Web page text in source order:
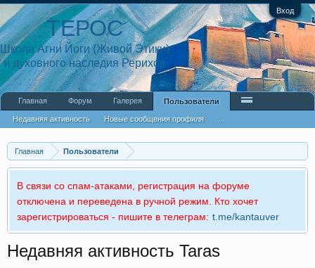
Вход
Главная Пользователи
В связи со спам-атаками, регистрация на форуме
отключена и переведена в ручной режим. Кто хочет
зарегистрироваться - пишите в телеграм: t.me/kantauver
Недавняя активность Taras
ТЕРОС
Школа Агни Йоги (Живой Этики)
и духовного наследия Рерихов
Главная Форум Галерея Пользователи
Недавняя активность Новые сообщения профиля